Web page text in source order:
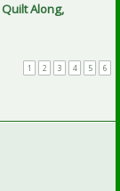
Along,
1 2 3 4 5 6